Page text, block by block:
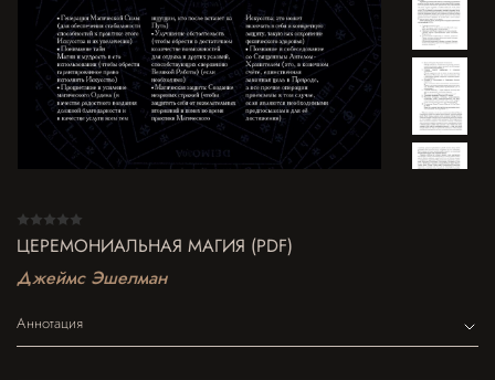
ЦЕРЕМОНИАЛЬНАЯ МАГИЯ (PDF)
Джеймс Эшелман
Аннотация